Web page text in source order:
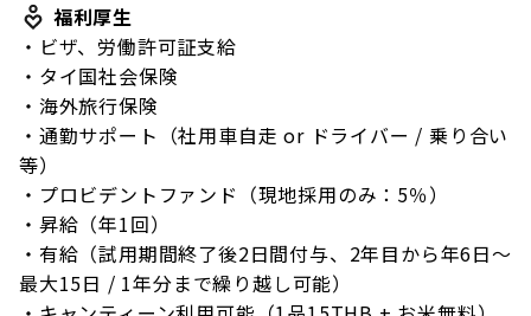
福利厚生
・ビザ、労働許可証支給
・タイ国社会保険
・海外旅行保険
・通勤サポート（社用車自走 or ドライバー / 乗り合い
等）
・プロビデントファンド（現地採用のみ：5％）
・昇給（年1回）
・有給（試用期間終了後2日間付与、2年目から年6日～
最大15日 / 1年分まで繰り越し可能）